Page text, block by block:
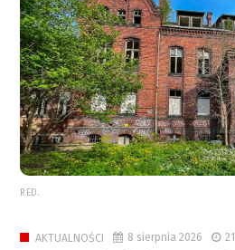
RED.
AKTUALNOŚCI 8 sierpnia 2026